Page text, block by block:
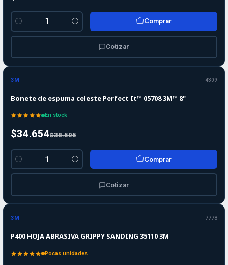
Cantidad
Comprar
Cotizar
-10%
3M 4309
Bonete de espuma celeste Perfect It™ 05708 3M™ 8"
En stock
$34.654$38.505
Cantidad
Comprar
Cotizar
3M 7778
P400 HOJA ABRASIVA GRIPPY SANDING 35110 3M
Pocas unidades